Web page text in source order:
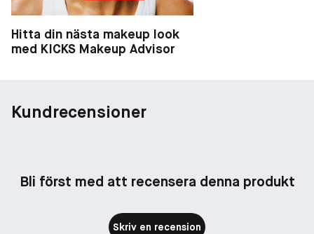
Hitta din nästa makeup look
med KICKS Makeup Advisor
Kundrecensioner
Bli först med att recensera denna produkt
Skriv en recension